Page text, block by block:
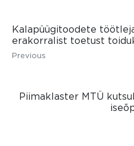
Kalapüügitoodete
erakorralist toetust
Previous
Piimaklaster MTÜ